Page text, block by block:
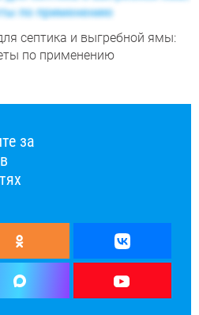
септика и выгребной ямы:
по применению
за